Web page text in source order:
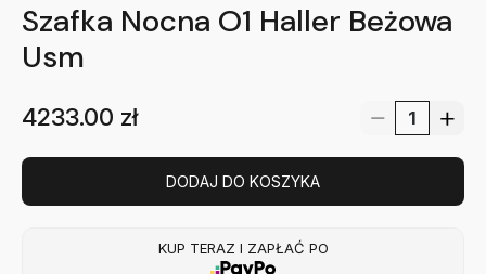
Szafka Nocna O1 Haller Beżowa
Usm
4233.00 zł
DODAJ DO KOSZYKA
KUP TERAZ I ZAPŁAĆ PO